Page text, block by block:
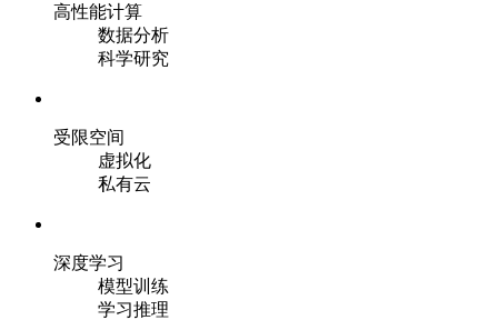
高性能计算
数据分析
科学研究
受限空间
虚拟化
私有云
深度学习
模型训练
学习推理